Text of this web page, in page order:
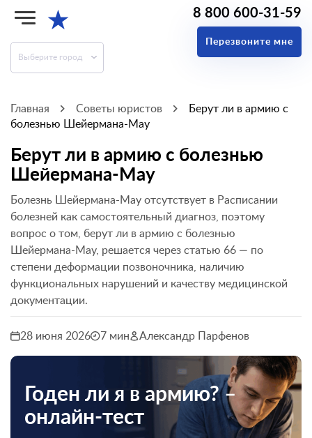
★
Выберите город
8 800 600-31-59
Перезвоните мне
Главная Советы юристов
Берут ли в армию с
болезнью Шейермана-Мау
Берут ли в армию с болезнью
Шейермана-Мау
Болезнь Шейермана-Мау отсутствует в Расписании
болезней как самостоятельный диагноз, поэтому
вопрос о том, берут ли в армию с болезнью
Шейермана-Мау, решается через статью 66 — по
степени деформации позвоночника, наличию
функциональных нарушений и качеству медицинской
документации.
28 июня 2026 7 мин Александр Парфенов
Годен ли я в армию? –
онлайн-тест